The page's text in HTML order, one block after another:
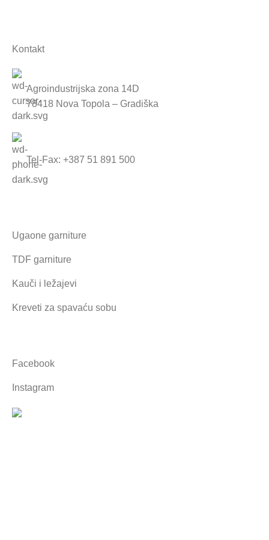
Kontakt
Agroindustrijska zona 14D
78418 Nova Topola – Gradiška
Tel-Fax: +387 51 891 500
Ugaone garniture
TDF garniture
Kauči i ležajevi
Kreveti za spavaću sobu
Facebook
Instagram